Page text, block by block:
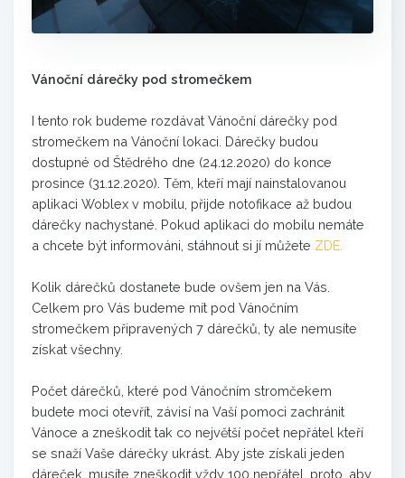
Vánoční dárečky pod stromečkem
I tento rok budeme rozdávat Vánoční dárečky pod
stromečkem na Vánoční lokaci. Dárečky budou
dostupné od Štědrého dne (24.12.2020) do konce
prosince (31.12.2020). Těm, kteří mají nainstalovanou
aplikaci Woblex v mobilu, přijde notofikace až budou
dárečky nachystané. Pokud aplikaci do mobilu nemáte
a chcete být informováni, stáhnout si jí můžete ZDE.
Kolik dárečků dostanete bude ovšem jen na Vás.
Celkem pro Vás budeme mít pod Vánočním
stromečkem připravených 7 dárečků, ty ale nemusíte
získat všechny.
Počet dárečků, které pod Vánočním stromčekem
budete moci otevřít, závisí na Vaší pomoci zachránit
Vánoce a zneškodit tak co největší počet nepřátel kteří
se snaží Vaše dárečky ukrást. Aby jste získali jeden
dáreček, musíte zneškodit vždy 100 nepřátel, proto, aby